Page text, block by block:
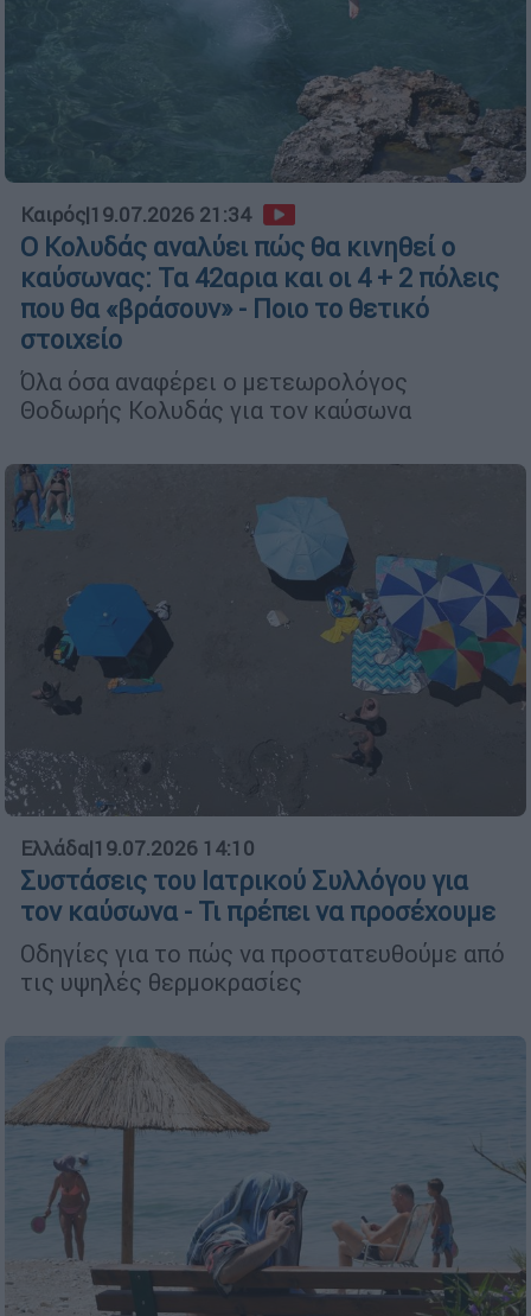
Καιρός|19.07.2026 21:34
Ο Κολυδάς αναλύει πώς θα κινηθεί ο
καύσωνας: Τα 42αρια και οι 4 + 2 πόλεις
που θα «βράσουν» - Ποιο το θετικό
στοιχείο
Όλα όσα αναφέρει ο μετεωρολόγος
Θοδωρής Κολυδάς για τον καύσωνα
Ελλάδα|19.07.2026 14:10
Συστάσεις του Ιατρικού Συλλόγου για
τον καύσωνα - Τι πρέπει να προσέχουμε
Οδηγίες για το πώς να προστατευθούμε από
τις υψηλές θερμοκρασίες